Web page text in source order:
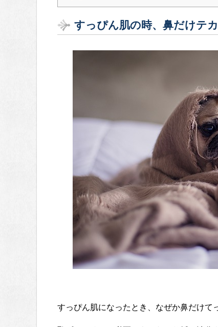
すっぴん肌の時、鼻だけテ
すっぴん肌になったとき、なぜか鼻だけて